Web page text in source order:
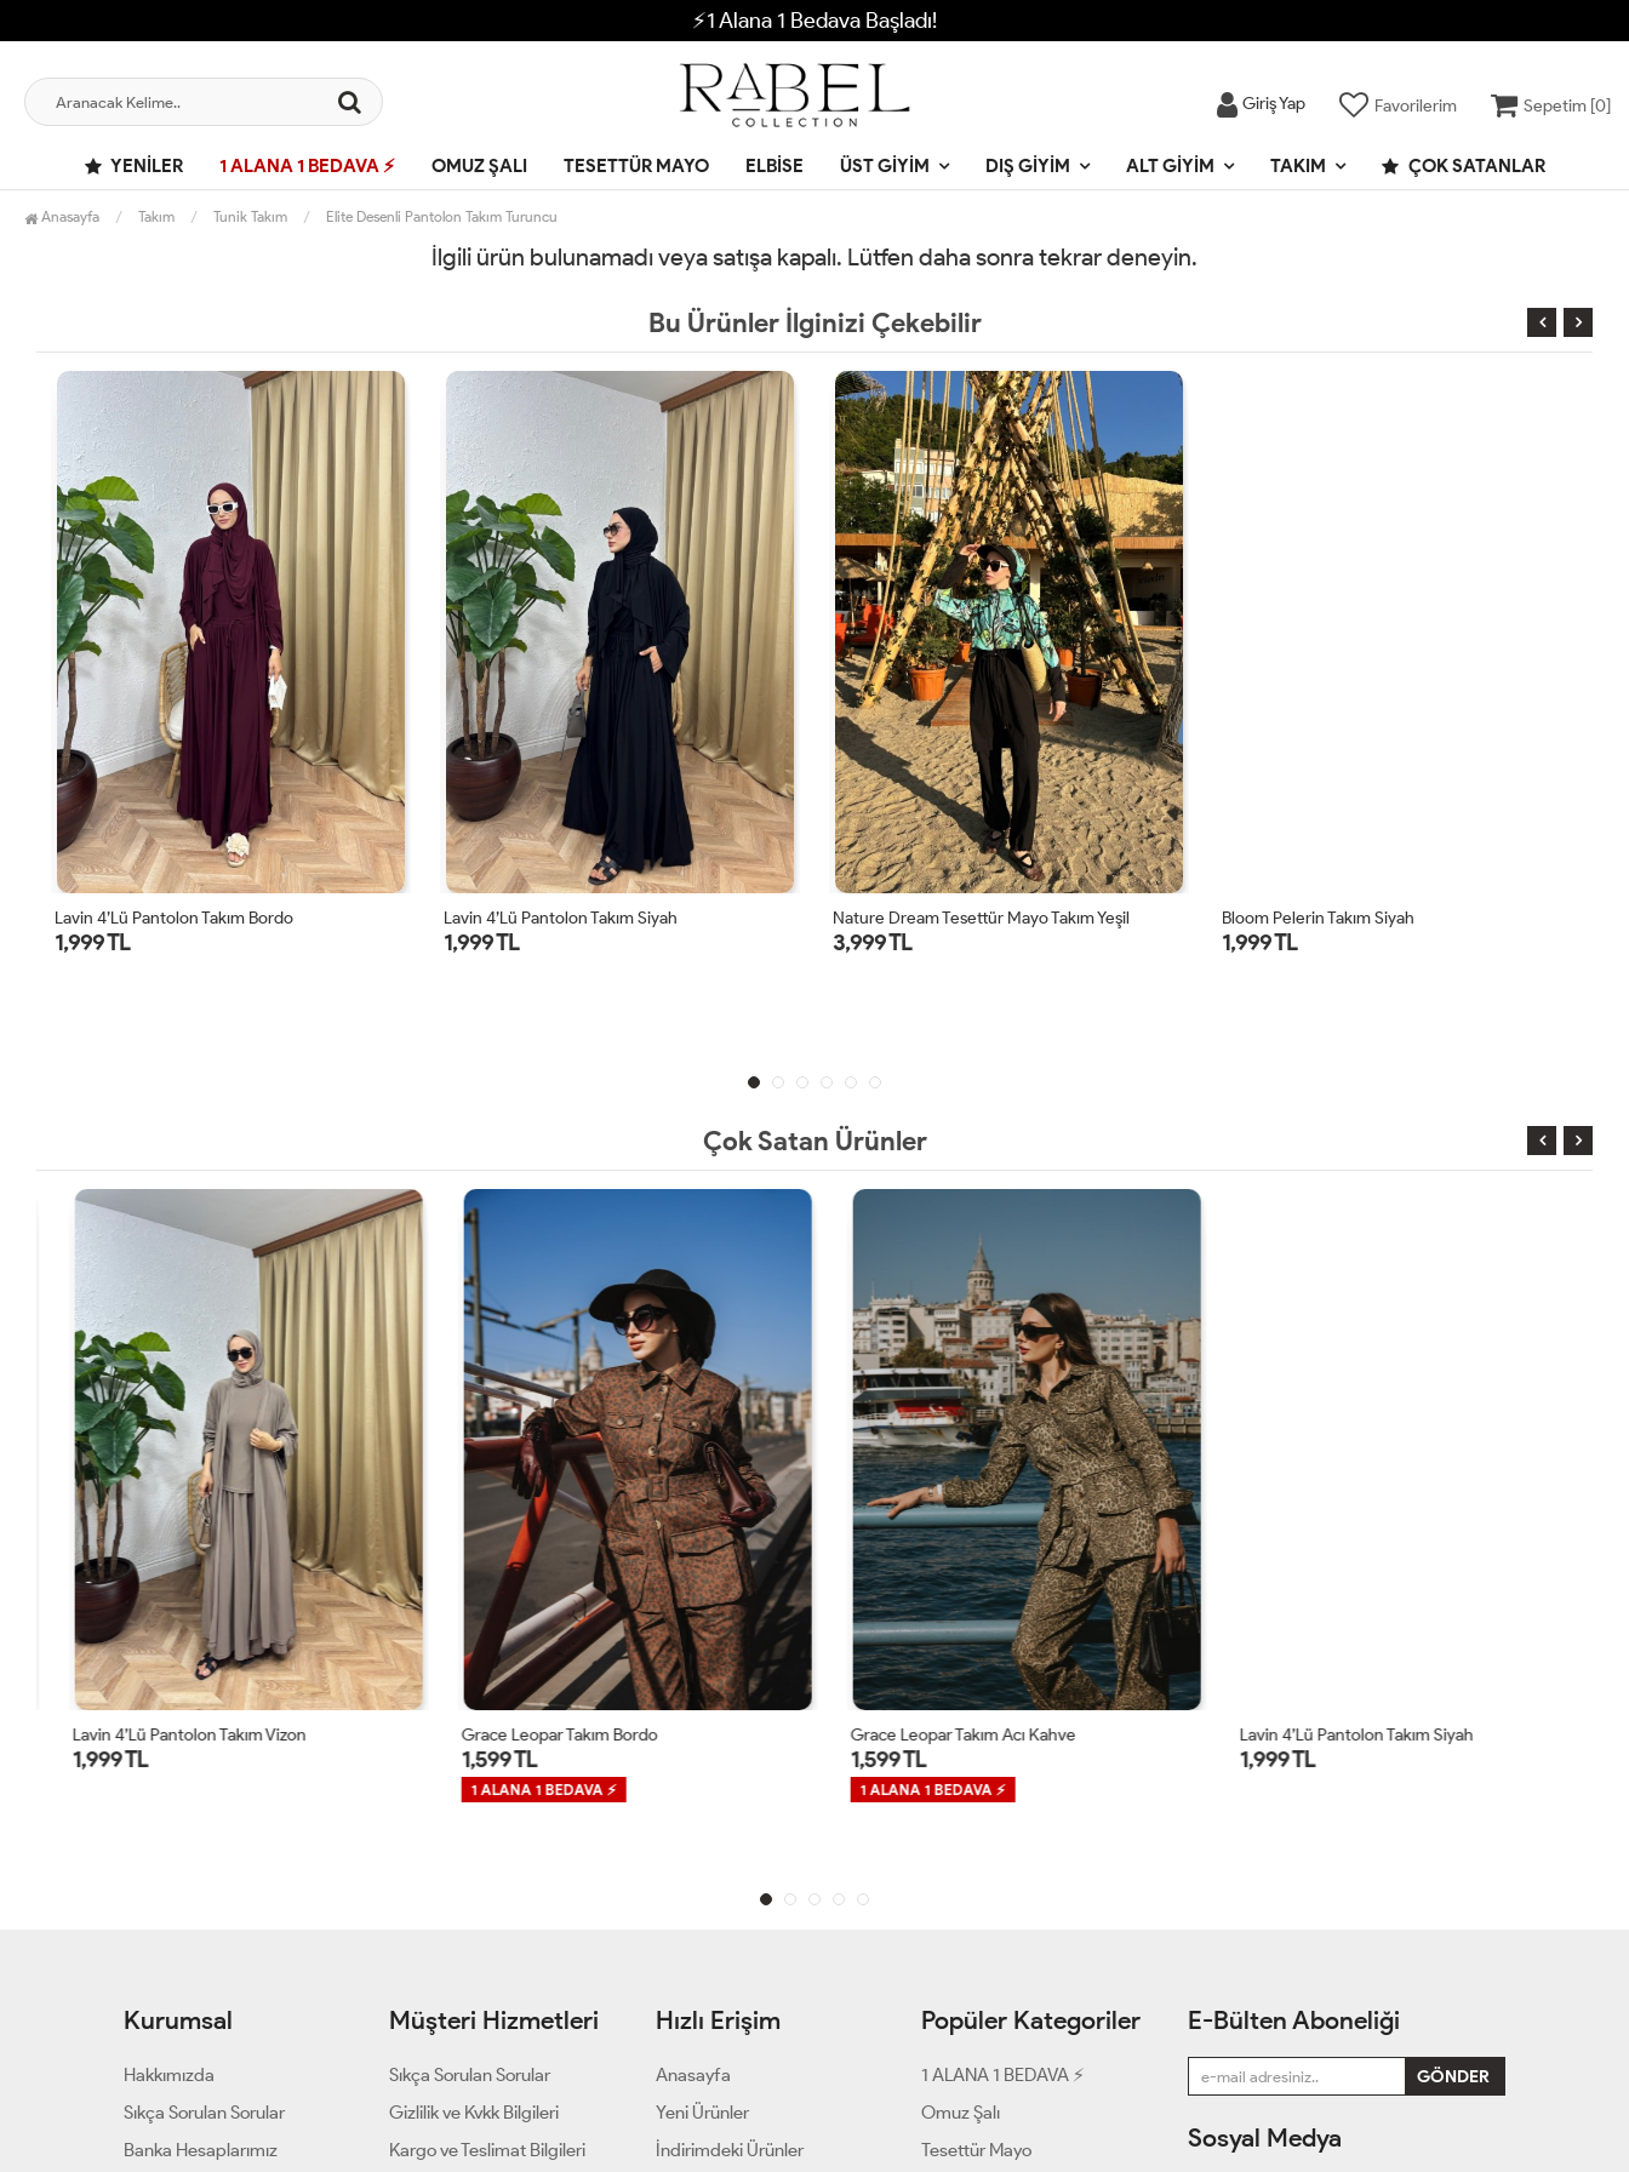
⚡1 Alana 1 Bedava Başladı!
Giriş Yap Favorilerim Sepetim [0]
YENILER 1 ALANA 1 BEDAVA ⚡ OMUZ ŞALI TESETTÜR MAYO ELBISE ÜST GIYIM DIŞ GIYIM ALT GIYIM TAKIM ÇOK SATANLAR
Anasayfa Takım Tunik Takım Elite Desenli Pantolon Takım Turuncu
İlgili ürün bulunamadı veya satışa kapalı. Lütfen daha sonra tekrar deneyin.
Bu Ürünler İlginizi Çekebilir
Lavin 4’lü Pantolon Takım Bordo
1,999 TL
Lavin 4’lü Pantolon Takım Siyah
1,999 TL
Nature Dream Tesettür Mayo Takım Yeşil
3,999 TL
Bloom Pelerin Takım Siyah
1,999 TL
Çok Satan Ürünler
Lavin 4’lü Pantolon Takım Vizon
1,999 TL
Grace Leopar Takım Bordo
1,599 TL
1 ALANA 1 BEDAVA ⚡
Grace Leopar Takım Acı Kahve
1,599 TL
1 ALANA 1 BEDAVA ⚡
Lavin 4’lü Pantolon Takım Siyah
1,999 TL
Kurumsal
Hakkımızda
Sıkça Sorulan Sorular
Banka Hesaplarımız
Müşteri Hizmetleri
Sıkça Sorulan Sorular
Gizlilik ve Kvkk Bilgileri
Kargo ve Teslimat Bilgileri
Hızlı Erişim
Anasayfa
Yeni Ürünler
İndirimdeki Ürünler
Popüler Kategoriler
1 ALANA 1 BEDAVA ⚡
Omuz Şalı
Tesettür Mayo
E-Bülten Aboneliği
Sosyal Medya